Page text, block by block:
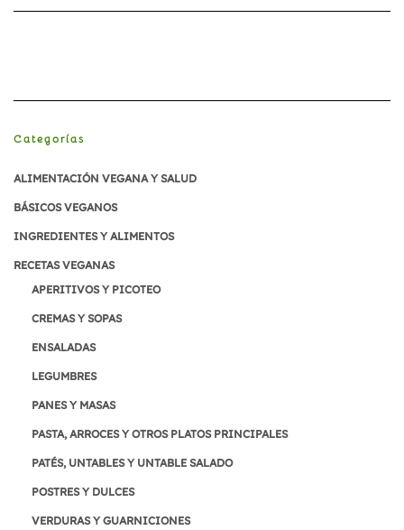
Categorías
ALIMENTACIÓN VEGANA Y SALUD
BÁSICOS VEGANOS
INGREDIENTES Y ALIMENTOS
RECETAS VEGANAS
APERITIVOS Y PICOTEO
CREMAS Y SOPAS
ENSALADAS
LEGUMBRES
PANES Y MASAS
PASTA, ARROCES Y OTROS PLATOS PRINCIPALES
PATÉS, UNTABLES Y UNTABLE SALADO
POSTRES Y DULCES
VERDURAS Y GUARNICIONES